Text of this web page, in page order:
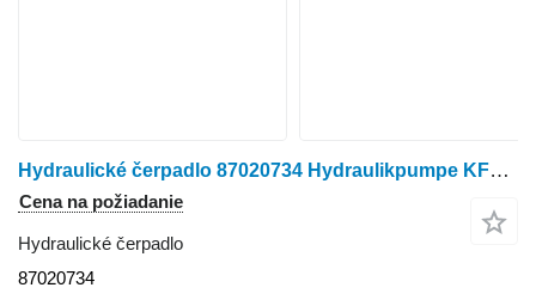
Hydraulické čerpadlo 87020734 Hydraulikpumpe KFP5150-90-KP 1013CYRF-SP, Case IH 450, na kolesového traktora Case IH 450
Cena na požiadanie
Hydraulické čerpadlo
87020734